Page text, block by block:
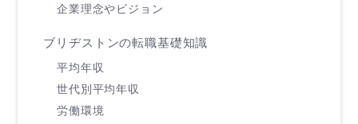
企業理念やビジョン
ブリヂストンの転職基礎知識
平均年収
世代別平均年収
労働環境